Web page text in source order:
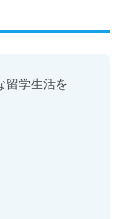
留学生活を